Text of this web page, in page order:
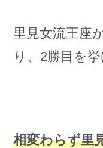
里見女流王座
り、2勝目を挙
相変わらず里